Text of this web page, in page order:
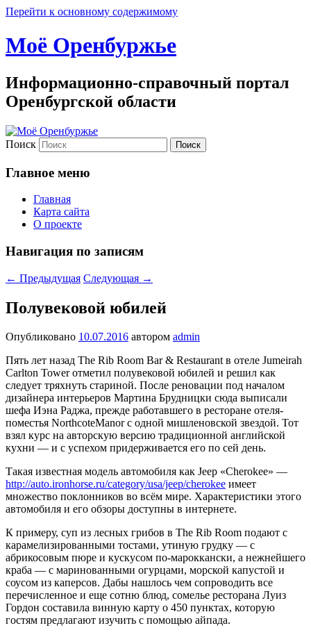
Перейти к основному содержимому
Моё Оренбуржье
Информационно-справочный портал
Оренбургской области
Поиск
Главное меню
Главная
Карта сайта
О проекте
Навигация по записям
← Предыдущая Следующая →
Полувековой юбилей
Опубликовано 10.07.2016 автором admin
Пять лет назад The Rib Room Bar & Restaurant в отеле Jumeirah
Carlton Tower отметил полувековой юбилей и решил как
следует тряхнуть стариной. После рено­вации под началом
дизайнера интерьеров Мартина Брудницки сюда выписали
шефа Иэна Раджа, прежде рабо­тавшего в ресторане отеля-
поместья NorthcoteManor с одной мишленовской звездой. Тот
взял курс на авторскую версию традиционной английской
кухни — и с успехом придержива­ется его по сей день.
Такая известная модель автомобиля как Jeep «Cherokee» —
http://auto.ironhorse.ru/category/usa/jeep/cherokee имеет
множество поклонников во всём мире. Характеристики этого
автомобиля и его обзоры доступны в интернете.
К примеру, суп из лесных грибов в The Rib Room подают с
карамелизированными тостами, утиную грудку — с
абрикосовым пюре и кускусом по-мароккански, а нежнейшего
краба — с маринованными огурцами, морской капустой и
соусом из каперсов. Дабы нашлось чем сопрово­дить все
перечисленное и еще сотню блюд, сомелье ресторана Луиз
Гордон составила винную карту о 450 пунктах, которую
гостям предлагают изучить с помощью айпада.